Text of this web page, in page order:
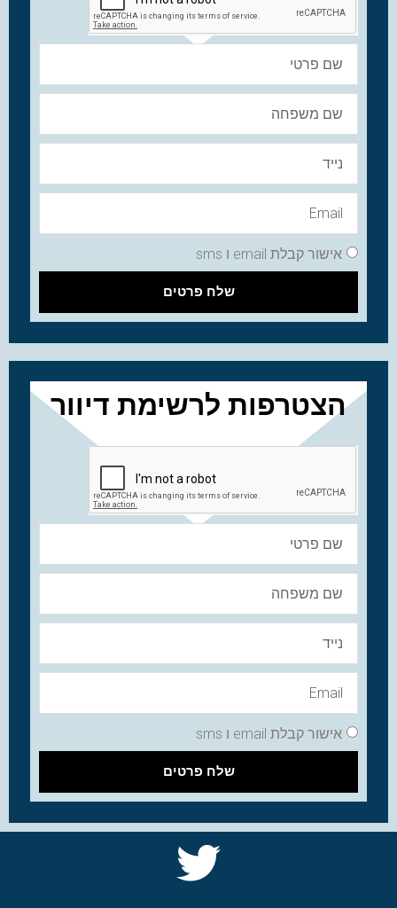
אישור קבלת email ו sms
שלח פרטים
הצטרפות לרשימת דיוור
אישור קבלת email ו sms
שלח פרטים